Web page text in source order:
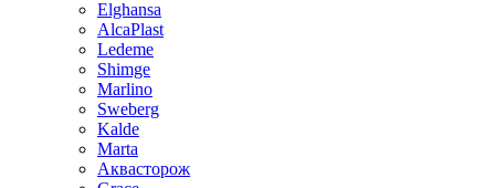
Elghansa
AlcaPlast
Ledeme
Shimge
Marlino
Sweberg
Kalde
Marta
Аквасторож